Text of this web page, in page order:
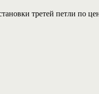
третей петли по